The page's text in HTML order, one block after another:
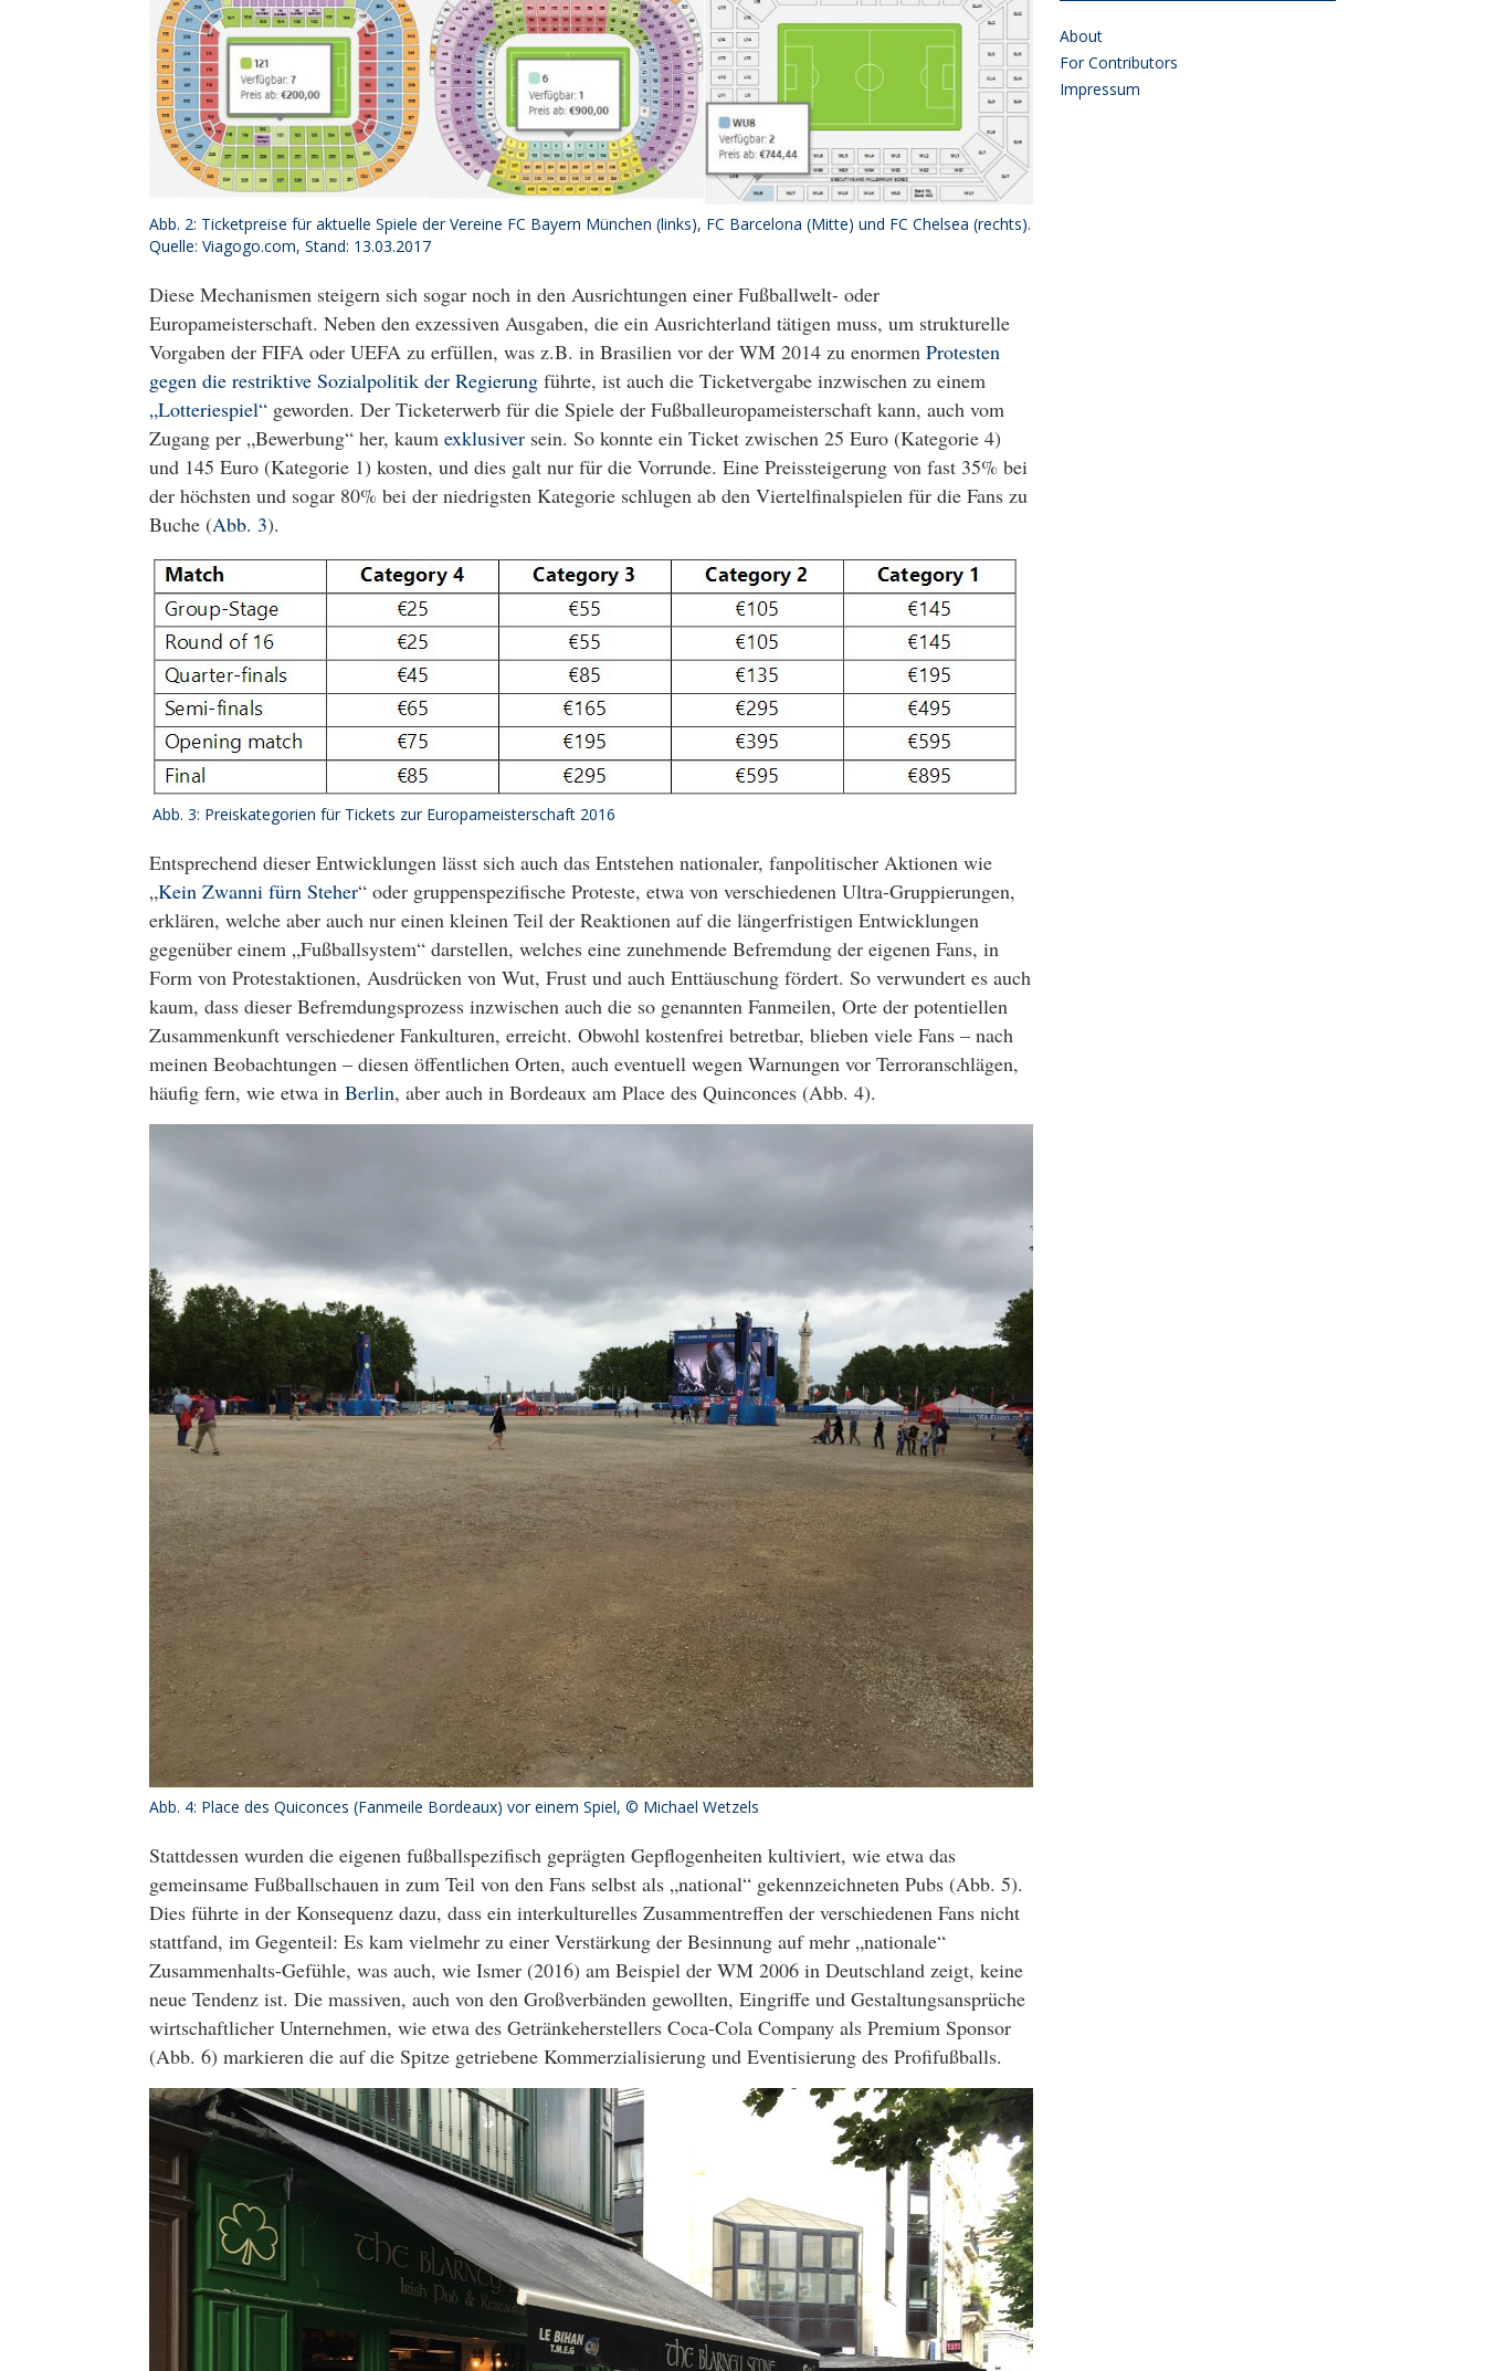
Abb. 2: Ticketpreise für aktuelle Spiele der Vereine FC Bayern München (links), FC Barcelona (Mitte) und FC Chelsea (rechts).
Quelle: Viagogo.com, Stand: 13.03.2017
Diese Mechanismen steigern sich sogar noch in den Ausrichtungen einer Fußballwelt- oder
Europameisterschaft. Neben den exzessiven Ausgaben, die ein Ausrichterland tätigen muss, um strukturelle
Vorgaben der FIFA oder UEFA zu erfüllen, was z.B. in Brasilien vor der WM 2014 zu enormen Protesten
gegen die restriktive Sozialpolitik der Regierungführte, ist auch die Ticketvergabe inzwischen zu einem
„Lotteriespiel“geworden. Der Ticketerwerb für die Spiele der Fußballeuropameisterschaft kann, auch vom
Zugang per „Bewerbung“ her, kaum exklusiver sein. So konnte ein Ticket zwischen 25 Euro (Kategorie 4)
und 145 Euro (Kategorie 1) kosten, und dies galt nur für die Vorrunde. Eine Preissteigerung von fast 35% bei
der höchsten und sogar 80% bei der niedrigsten Kategorie schlugen ab den Viertelfinalspielen für die Fans zu
Buche (Abb. 3).
Abb. 3: Preiskategorien für Tickets zur Europameisterschaft 2016
Entsprechend dieser Entwicklungen lässt sich auch das Entstehen nationaler, fanpolitischer Aktionen wie
„Kein Zwanni fürn Steher“ oder gruppenspezifische Proteste, etwa von verschiedenen Ultra-Gruppierungen,
erklären, welche aber auch nur einen kleinen Teil der Reaktionen auf die längerfristigen Entwicklungen
gegenüber einem „Fußballsystem“ darstellen, welches eine zunehmende Befremdung der eigenen Fans, in
Form von Protestaktionen, Ausdrücken von Wut, Frust und auch Enttäuschung fördert. So verwundert es auch
kaum, dass dieser Befremdungsprozess inzwischen auch die so genannten Fanmeilen, Orte der potentiellen
Zusammenkunft verschiedener Fankulturen, erreicht. Obwohl kostenfrei betretbar, blieben viele Fans – nach
meinen Beobachtungen – diesen öffentlichen Orten, auch eventuell wegen Warnungen vor Terroranschlägen,
häufig fern, wie etwa in Berlin, aber auch in Bordeaux am Place des Quinconces (Abb. 4).
Abb. 4: Place des Quiconces (Fanmeile Bordeaux) vor einem Spiel, © Michael Wetzels
Stattdessen wurden die eigenen fußballspezifisch geprägten Gepflogenheiten kultiviert, wie etwa das
gemeinsame Fußballschauen in zum Teil von den Fans selbst als „national“ gekennzeichneten Pubs (Abb. 5).
Dies führte in der Konsequenz dazu, dass ein interkulturelles Zusammentreffen der verschiedenen Fans nicht
stattfand, im Gegenteil: Es kam vielmehr zu einer Verstärkung der Besinnung auf mehr „nationale“
Zusammenhalts-Gefühle, was auch, wie Ismer (2016) am Beispiel der WM 2006 in Deutschland zeigt, keine
neue Tendenz ist. Die massiven, auch von den Großverbänden gewollten, Eingriffe und Gestaltungsansprüche
wirtschaftlicher Unternehmen, wie etwa des Getränkeherstellers Coca-Cola Company als Premium Sponsor
(Abb. 6) markieren die auf die Spitze getriebene Kommerzialisierung und Eventisierung des Profifußballs.
About
For Contributors
Impressum